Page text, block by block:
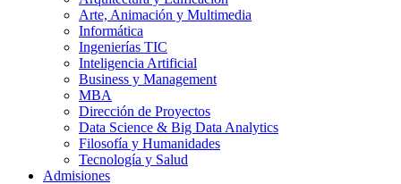
Arte, Animación y Multimedia
Informática
Ingenierías TIC
Inteligencia Artificial
Business y Management
MBA
Dirección de Proyectos
Data Science & Big Data Analytics
Filosofía y Humanidades
Tecnología y Salud
Admisiones